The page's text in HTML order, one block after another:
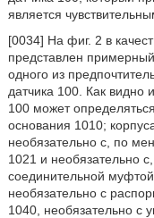
является
[0034] На фиг. 2 в
представлен
одного из
датчика 100. Как видно
100 может
основания 1010;
необязательно с, по
1021 и необязательно
соединительной
необязательно с
1040, необязательно с